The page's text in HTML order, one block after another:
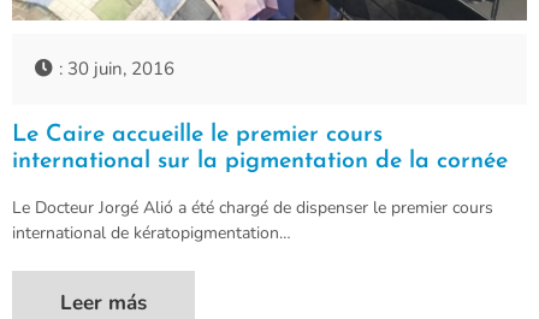
: 30 juin, 2016
Le Caire accueille le premier cours
international sur la pigmentation de la cornée
Le Docteur Jorgé Alió a été chargé de dispenser le premier cours
international de kératopigmentation…
Leer más